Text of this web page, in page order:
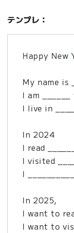
テンプレ：
Happy New
My name is
I am
I live in
In 2024
I read
I visited
I
In 2025,
I want to
I want to